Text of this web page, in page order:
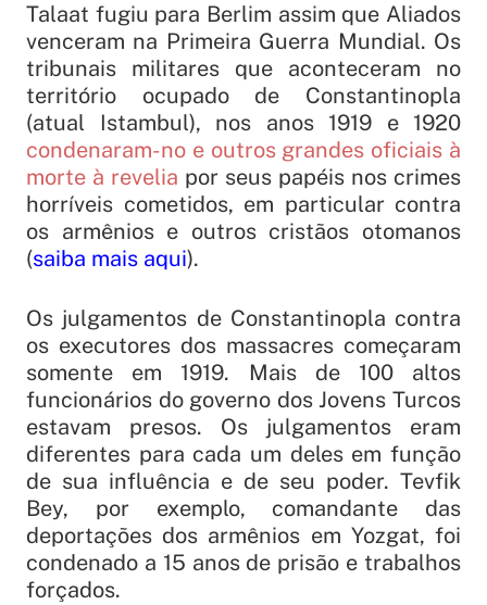
Talaat fugiu para Berlim assim que Aliados
venceram na Primeira Guerra Mundial. Os
tribunais militares que aconteceram no
território ocupado de Constantinopla
(atual Istambul), nos anos 1919 e 1920
condenaram-no e outros grandes oficiais à
morte à revelia por seus papéis nos crimes
horríveis cometidos, em particular contra
os armênios e outros cristãos otomanos
(saiba mais aqui).
Os julgamentos de Constantinopla contra
os executores dos massacres começaram
somente em 1919. Mais de 100 altos
funcionários do governo dos Jovens Turcos
estavam presos. Os julgamentos eram
diferentes para cada um deles em função
de sua influência e de seu poder. Tevfik
Bey, por exemplo, comandante das
deportações dos armênios em Yozgat, foi
condenado a 15 anos de prisão e trabalhos
forçados.